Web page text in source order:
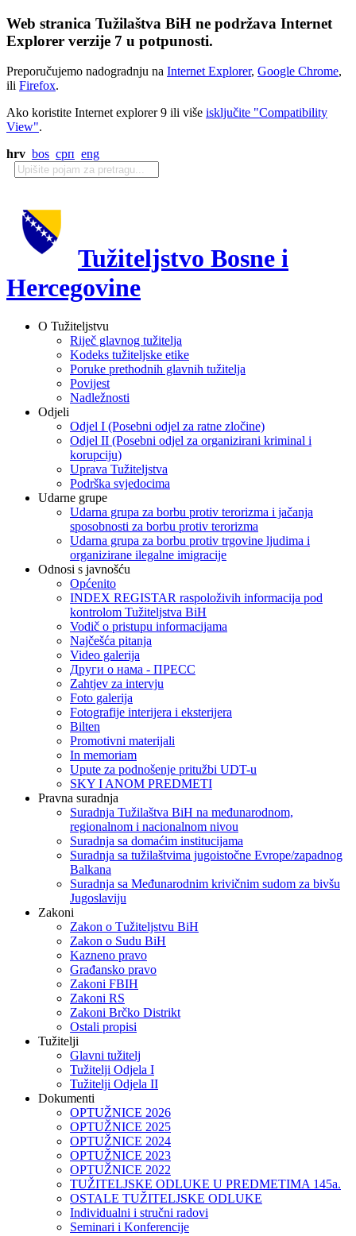
Web stranica Tužilaštva BiH ne podržava Internet
Explorer verzije 7 u potpunosti.
Preporučujemo nadogradnju na Internet Explorer, Google Chrome,
ili Firefox.
Ako koristite Internet explorer 9 ili više isključite "Compatibility
View".
hrv bos срп eng
Tužiteljstvo Bosne i
Hercegovine
O Tužiteljstvu
Riječ glavnog tužitelja
Kodeks tužiteljske etike
Poruke prethodnih glavnih tužitelja
Povijest
Nadležnosti
Odjeli
Odjel I (Posebni odjel za ratne zločine)
Odjel II (Posebni odjel za organizirani kriminal i
korupciju)
Uprava Tužiteljstva
Podrška svjedocima
Udarne grupe
Udarna grupa za borbu protiv terorizma i jačanja
sposobnosti za borbu protiv terorizma
Udarna grupa za borbu protiv trgovine ljudima i
organizirane ilegalne imigracije
Odnosi s javnošću
Općenito
INDEX REGISTAR raspoloživih informacija pod
kontrolom Tužiteljstva BiH
Vodič o pristupu informacijama
Najčešća pitanja
Video galerija
Други о нама - ПРЕСC
Zahtjev za intervju
Foto galerija
Fotografije interijera i eksterijera
Bilten
Promotivni materijali
In memoriam
Upute za podnošenje pritužbi UDT-u
SKY I ANOM PREDMETI
Pravna suradnja
Suradnja Tužilaštva BiH na međunarodnom,
regionalnom i nacionalnom nivou
Suradnja sa domaćim institucijama
Suradnja sa tužilaštvima jugoistočne Evrope/zapadnog
Balkana
Suradnja sa Međunarodnim krivičnim sudom za bivšu
Jugoslaviju
Zakoni
Zakon o Тužiteljstvu BiH
Zakon o Sudu BiH
Kazneno pravo
Građansko pravo
Zakoni FBIH
Zakoni RS
Zakoni Brčko Distrikt
Ostali propisi
Tužitelji
Glavni tužitelj
Tužitelji Odjela I
Tužitelji Odjela II
Dokumenti
OPTUŽNICE 2026
OPTUŽNICE 2025
OPTUŽNICE 2024
OPTUŽNICE 2023
OPTUŽNICE 2022
TUŽITELJSKE ODLUKE U PREDMETIMA 145a.
OSTALE TUŽITELJSKE ODLUKE
Individualni i stručni radovi
Seminari i Konferencije